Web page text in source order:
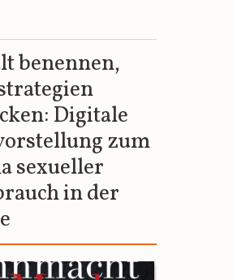
benennen,
Digitale
zum
sexueller
in der